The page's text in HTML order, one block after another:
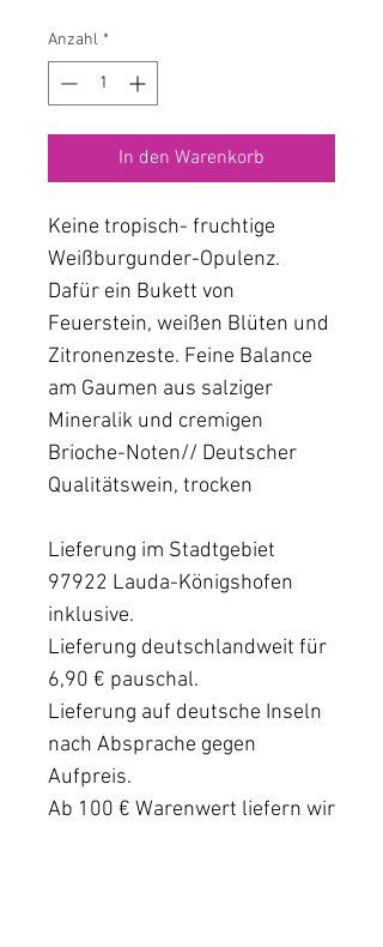
pro
1
Liter
Anzahl *
In den Warenkorb
Keine tropisch- fruchtige
Weißburgunder-Opulenz.
Dafür ein Bukett von
Feuerstein, weißen Blüten und
Zitronenzeste. Feine Balance
am Gaumen aus salziger
Mineralik und cremigen
Brioche-Noten// Deutscher
Qualitätswein, trocken
Lieferung im Stadtgebiet
97922 Lauda-Königshofen
inklusive.
Lieferung deutschlandweit für
6,90 € pauschal.
Lieferung auf deutsche Inseln
nach Absprache gegen
Aufpreis.
Ab 100 € Warenwert liefern wir